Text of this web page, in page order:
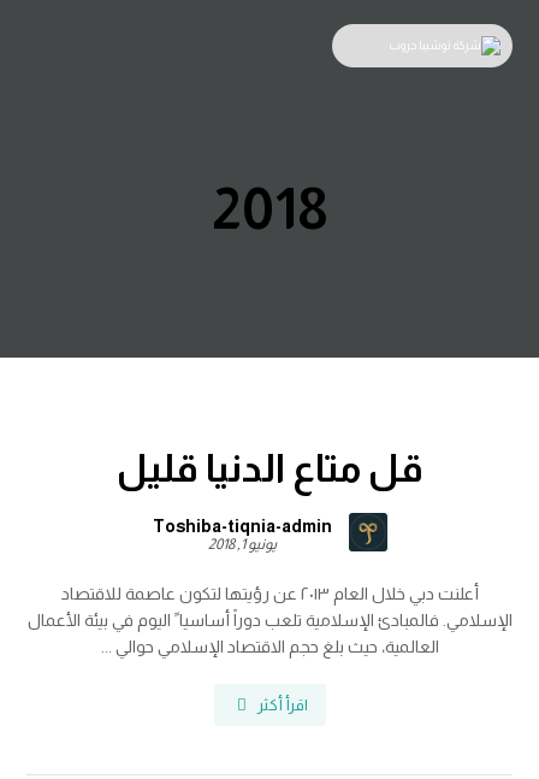
2018
قل متاع الدنيا قليل
Toshiba-tiqnia-admin
يونيو 1, 2018
أعلنت دبي خلال العام ٢٠١٣ عن رؤيتها لتكون عاصمة للاقتصاد
الإسلامي. فالمبادئ الإسلامية تلعب دوراً أساسيا ً اليوم في بيئة الأعمال
العالمية، حيث بلغ حجم الاقتصاد الإسلامي حوالي ...
اقرأ أكثر